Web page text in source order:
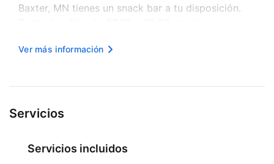
Baxter, MN tienes un snack bar a tu disposición.
negocios, periódicos gratis en el lobby y servicio
Ver más información
Servicios
Servicios incluidos